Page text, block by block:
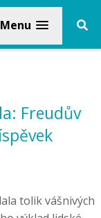
Menu
Freudův
tolik vášnivých